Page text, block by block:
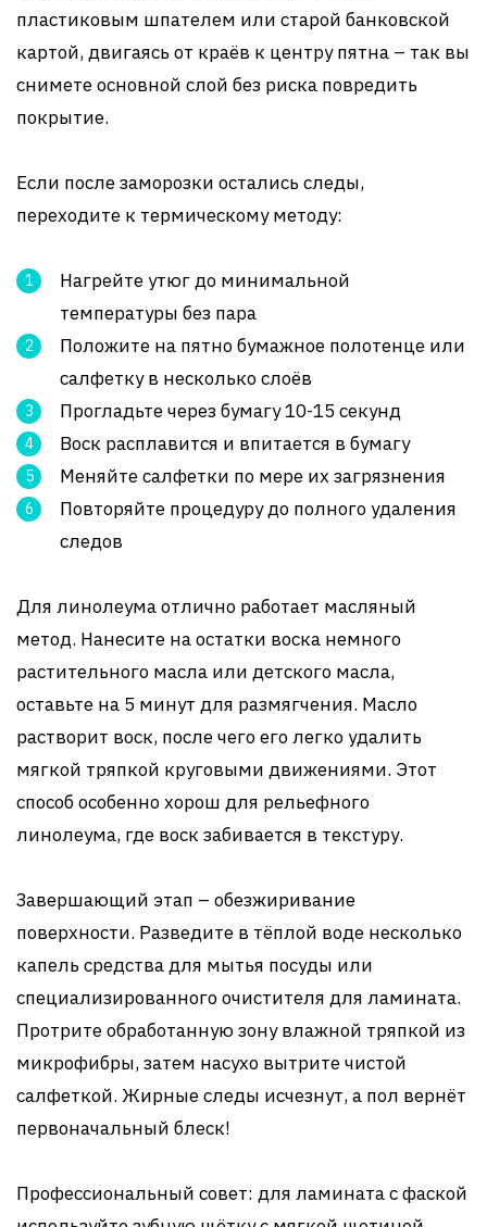
пластиковым шпателем или старой банковской
картой, двигаясь от краёв к центру пятна – так вы
снимете основной слой без риска повредить
покрытие.
Если после заморозки остались следы,
переходите к термическому методу:
Нагрейте утюг до минимальной
температуры без пара
Положите на пятно бумажное полотенце или
салфетку в несколько слоёв
Прогладьте через бумагу 10-15 секунд
Воск расплавится и впитается в бумагу
Меняйте салфетки по мере их загрязнения
Повторяйте процедуру до полного удаления
следов
Для линолеума отлично работает масляный
метод. Нанесите на остатки воска немного
растительного масла или детского масла,
оставьте на 5 минут для размягчения. Масло
растворит воск, после чего его легко удалить
мягкой тряпкой круговыми движениями. Этот
способ особенно хорош для рельефного
линолеума, где воск забивается в текстуру.
Завершающий этап – обезжиривание
поверхности. Разведите в тёплой воде несколько
капель средства для мытья посуды или
специализированного очистителя для ламината.
Протрите обработанную зону влажной тряпкой из
микрофибры, затем насухо вытрите чистой
салфеткой. Жирные следы исчезнут, а пол вернёт
первоначальный блеск!
Профессиональный совет: для ламината с фаской